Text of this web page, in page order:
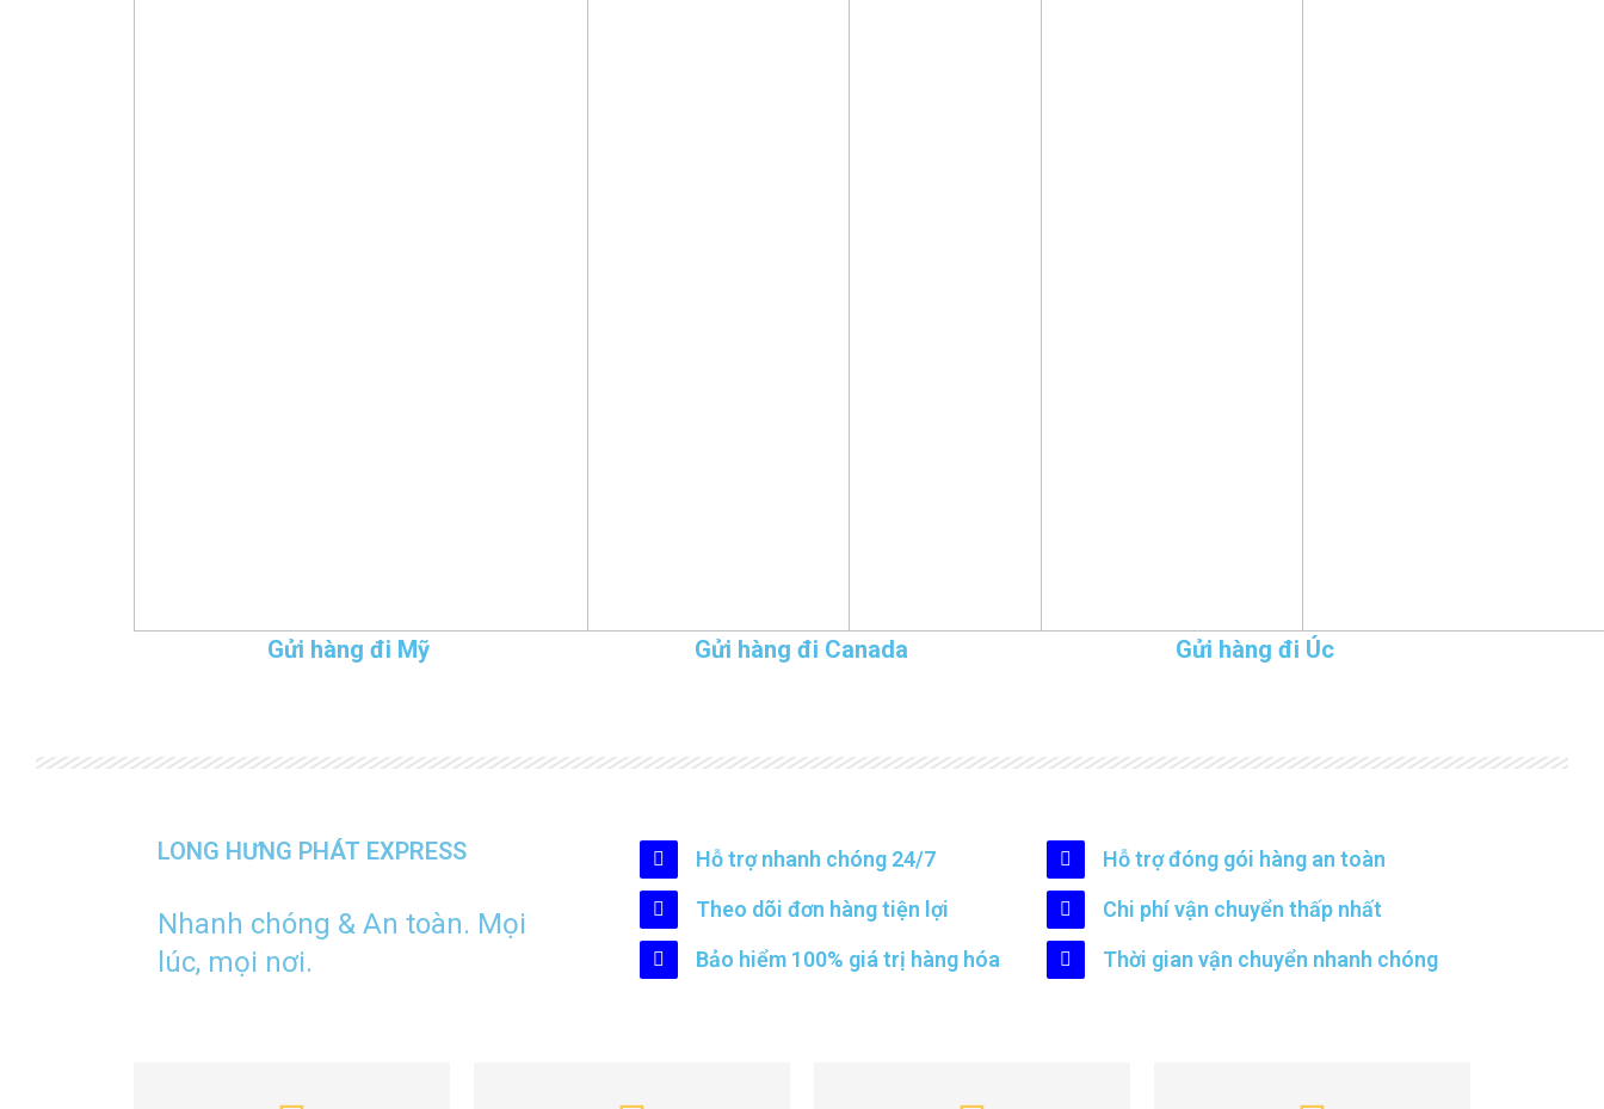
Gửi hàng đi Mỹ Gửi hàng đi Canada Gửi hàng đi Úc
LONG HƯNG PHÁT EXPRESS
Nhanh chóng & An toàn. Mọi
lúc, mọi nơi.
Hỗ trợ nhanh chóng 24/7
Hỗ trợ đóng gói hàng an toàn
Theo dõi đơn hàng tiện lợi
Chi phí vận chuyển thấp nhất
Bảo hiểm 100% giá trị hàng hóa
Thời gian vận chuyển nhanh chóng